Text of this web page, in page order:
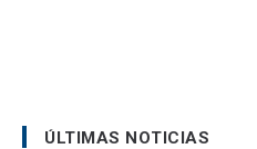
ÚLTIMAS NOTICIAS